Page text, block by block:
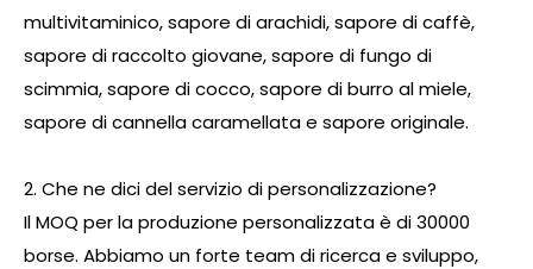
multivitaminico, sapore di arachidi, sapore di caffè,
sapore di raccolto giovane, sapore di fungo di
scimmia, sapore di cocco, sapore di burro al miele,
sapore di cannella caramellata e sapore originale.
2. Che ne dici del servizio di personalizzazione?
Il MOQ per la produzione personalizzata è di 30000
borse. Abbiamo un forte team di ricerca e sviluppo,